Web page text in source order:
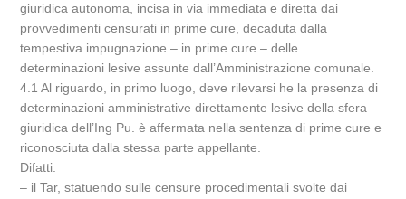
giuridica autonoma, incisa in via immediata e diretta dai
provvedimenti censurati in prime cure, decaduta dalla
tempestiva impugnazione – in prime cure – delle
determinazioni lesive assunte dall’Amministrazione comunale.
4.1 Al riguardo, in primo luogo, deve rilevarsi he la presenza di
determinazioni amministrative direttamente lesive della sfera
giuridica dell’Ing Pu. è affermata nella sentenza di prime cure e
riconosciuta dalla stessa parte appellante.
Difatti:
– il Tar, statuendo sulle censure procedimentali svolte dai